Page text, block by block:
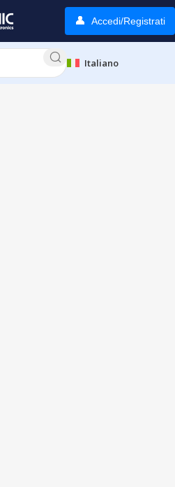
Accedi/Registrati
Italiano